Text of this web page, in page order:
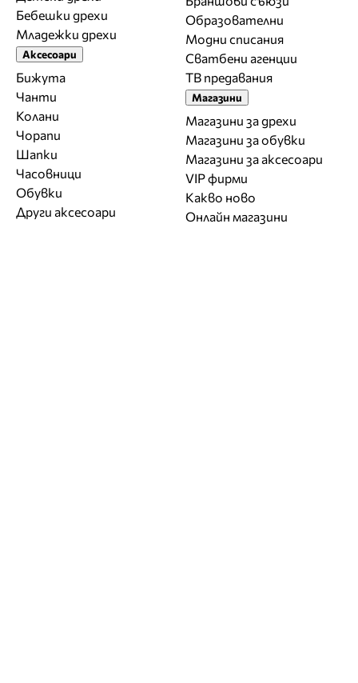
Бебешки дрехи
Младежки дрехи
Аксесоари
Бижута
Чанти
Колани
Чорапи
Шапки
Часовници
Обувки
Други аксесоари
Образователни
Модни списания
Сватбени агенции
ТВ предавания
Магазини
Магазини за дрехи
Магазини за обувки
Магазини за aксесоари
VIP фирми
Какво ново
Онлайн магазини